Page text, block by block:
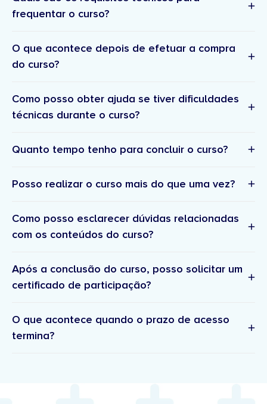
frequentar o curso?
O que acontece depois de efetuar a compra
do curso?
Confirmação da inscrição e resumo da compra –
Um email com os detalhes e confirmação da sua
email.
definir a sua palavra passe para entrar na
plataforma onde pode aceder ao(s) curso(s)
comprado(s).
sobre o curso e próximos passos.
Como posso obter ajuda se tiver dificuldades
técnicas durante o curso?
suporte técnico
suporte.academia@doutorfinancas.pt
Quanto tempo tenho para concluir o curso?
Posso realizar o curso mais do que uma vez?
Como posso esclarecer dúvidas relacionadas
com os conteúdos do curso?
comunidade
Após a conclusão do curso, posso solicitar um
certificado de participação?
O que acontece quando o prazo de acesso
termina?